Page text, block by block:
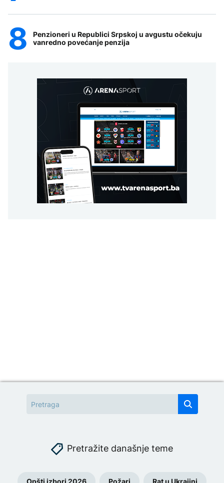
Penzioneri u Republici Srpskoj u avgustu očekuju
vanredno povećanje penzija
Pretražite današnje teme